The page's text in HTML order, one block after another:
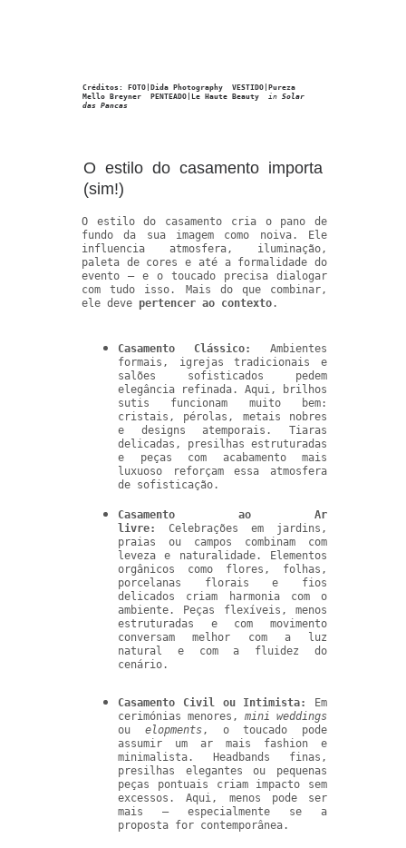
O estilo do casamento importa
(sim!)
O estilo do casamento cria o pano de
fundo da sua imagem como noiva. Ele
influencia atmosfera, iluminação,
paleta de cores e até a formalidade do
evento — e o toucado precisa dialogar
com tudo isso. Mais do que combinar,
ele deve pertencer ao contexto.
Casamento Clássico: Ambientes
formais, igrejas tradicionais e
salões sofisticados pedem
elegância refinada. Aqui, brilhos
sutis funcionam muito bem:
cristais, pérolas, metais nobres
e designs atemporais. Tiaras
delicadas, presilhas estruturadas
e peças com acabamento mais
luxuoso reforçam essa atmosfera
de sofisticação.
Casamento ao Ar
livre:
Celebrações em jardins,
praias ou campos combinam com
leveza e naturalidade. Elementos
orgânicos como flores, folhas,
porcelanas florais e fios
delicados criam harmonia com o
ambiente. Peças flexíveis, menos
estruturadas e com movimento
conversam melhor com a luz
natural e com a fluidez do
cenário.
Casamento Civil ou Intimista:
Em
cerimónias menores, mini weddings
ou elopments, o toucado pode
assumir um ar mais fashion e
minimalista. Headbands finas,
presilhas elegantes ou pequenas
peças pontuais criam impacto sem
excessos. Aqui, menos pode ser
mais — especialmente se a
proposta for contemporânea.
Créditos: FOTO|Dida Photography  VESTIDO|Pureza
Mello Breyner  PENTEADO|Le Haute Beauty
in Solar
das Pancas